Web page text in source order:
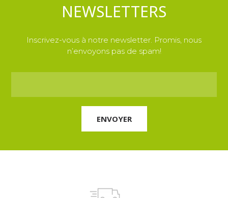
NEWSLETTERS
Inscrivez-vous à notre newsletter. Promis, nous
n’envoyons pas de spam!